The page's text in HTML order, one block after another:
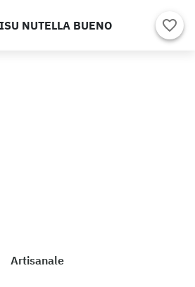
NUTELLA BUENO
Artisanale